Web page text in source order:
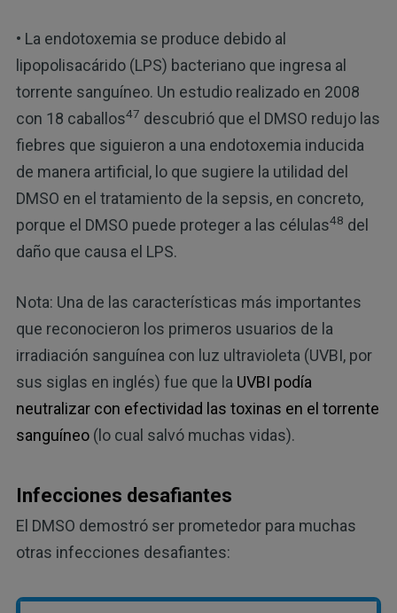
• La endotoxemia se produce debido al
lipopolisacárido (LPS) bacteriano que ingresa al
torrente sanguíneo. Un estudio realizado en 2008
con 18 caballos47 descubrió que el DMSO redujo las
fiebres que siguieron a una endotoxemia inducida
de manera artificial, lo que sugiere la utilidad del
DMSO en el tratamiento de la sepsis, en concreto,
porque el DMSO puede proteger a las células48 del
daño que causa el LPS.
Nota: Una de las características más importantes
que reconocieron los primeros usuarios de la
irradiación sanguínea con luz ultravioleta (UVBI, por
sus siglas en inglés) fue que la UVBI podía
neutralizar con efectividad las toxinas en el torrente
sanguíneo(lo cual salvó muchas vidas).
Infecciones desafiantes
El DMSO demostró ser prometedor para muchas
otras infecciones desafiantes: